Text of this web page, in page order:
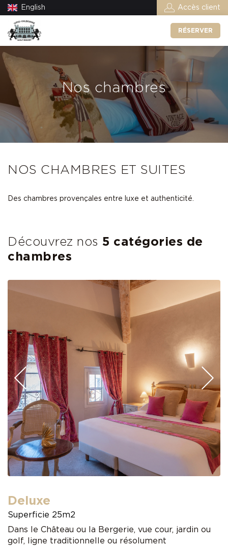
English Accès client
RÉSERVER
Nos chambres
NOS CHAMBRES ET SUITES
Des chambres provençales entre luxe et authenticité.
Découvrez nos 5 catégories de
chambres
Précédent
Deluxe
Superficie 25m2
Dans le Château ou la Bergerie, vue cour, jardin ou
golf, ligne traditionnelle ou résolument